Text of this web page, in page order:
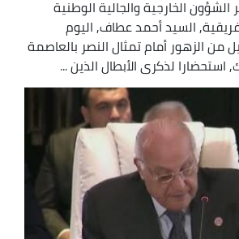
الشؤون الخارجية والجالية الوطنية
السيد أحمد عطاف, اليوم
الزهور أمام تمثال النصر بالعاصمة
لذكرى الأبطال الذين ...